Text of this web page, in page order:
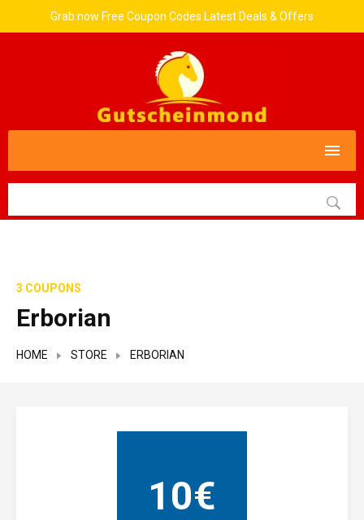
Grab now Free Coupon Codes Latest Deals & Offers
3 COUPONS
Erborian
HOME STORE ERBORIAN
10€